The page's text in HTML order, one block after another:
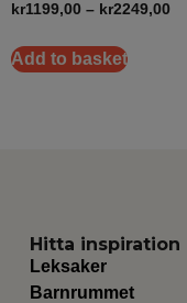
kr1199,00 – kr2249,00
Add to basket
Hitta inspiration
Leksaker
Barnrummet